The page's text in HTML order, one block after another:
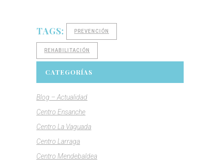
TAGS: PREVENCIÓN
REHABILITACIÓN
CATEGORÍAS
Blog – Actualidad
Centro Ensanche
Centro La Vaguada
Centro Larraga
Centro Mendebaldea